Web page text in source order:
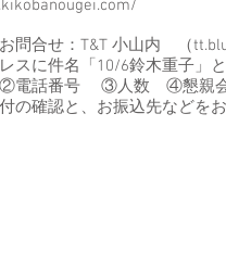
問合せ：T&T 小山内 （
スに件名「10/6鈴木重子」と
話番号 ③人数 ④懇親会出
の確認と、お振込先などをお